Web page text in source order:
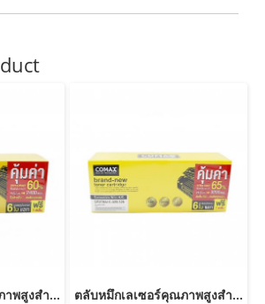
ตลับหมึกเลเซอร์คุณภาพสูงสำหรับ HP และ Canon รุ่น CF283A JUMBO ตลับหมึกเลเซอร์คุณภาพสูงสำหรับ HP และ Canon รุ่น CE278A Canon 126/128/726/728/326/328 JUMBO